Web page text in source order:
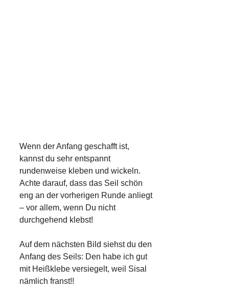
Wenn der Anfang geschafft ist,
kannst du sehr entspannt
rundenweise kleben und wickeln.
Achte darauf, dass das Seil schön
eng an der vorherigen Runde anliegt
– vor allem, wenn Du nicht
durchgehend klebst!
Auf dem nächsten Bild siehst du den
Anfang des Seils: Den habe ich gut
mit Heißklebe versiegelt, weil Sisal
nämlich franst!!